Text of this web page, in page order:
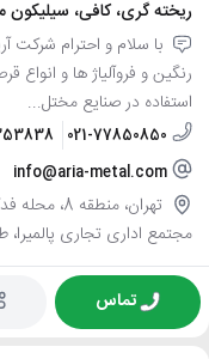
ریخته گری، کافی، سیلیکون
با سلام و احترام شرکت
رنگین و فروآلیاژ ها و انواع
استفاده در صنایع مختل...
021-77850850
info@aria-metal.com
تهران،
مجتمع اداری تجاری پالمیرا،
تماس